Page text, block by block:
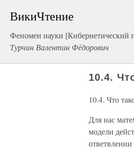
ВикиЧтение
Феномен науки [Кибернетический
Турчин Валентин Фёдорович
10.4.
10.4. Что
Для нас
модели